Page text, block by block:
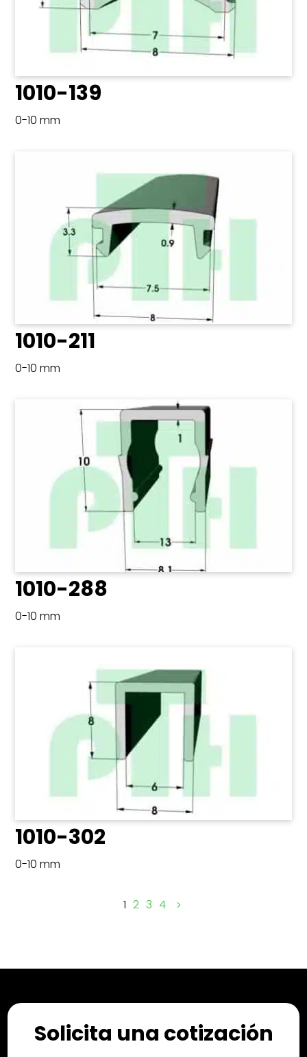
1010-139
0-10 mm
1010-211
0-10 mm
1010-288
0-10 mm
1010-302
0-10 mm
1 2 3 4
Solicita una cotización